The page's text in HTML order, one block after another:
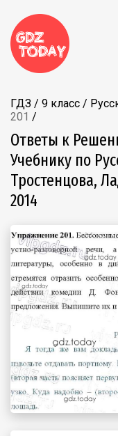
ГДЗ / 9 класс /
201 /
Ответы к
Учебнику по
Тростенцова,
2014